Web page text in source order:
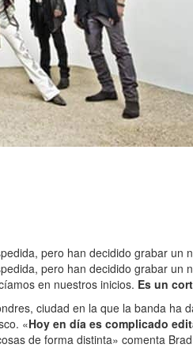
pero han decidido grabar un
pero han decidido grabar
en nuestros inicios. Es un
ciudad en la que la banda
«Hoy en día es complicado
de forma distinta» comenta